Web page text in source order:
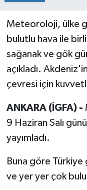
Meteoroloji, ülke
bulutlu hava ile
sağanak ve gök
açıkladı.
çevresi için kuvvetli
ANKARA (İGFA) -
9 Haziran Salı
yayımladı.
Buna göre Türkiye
ve yer yer çok